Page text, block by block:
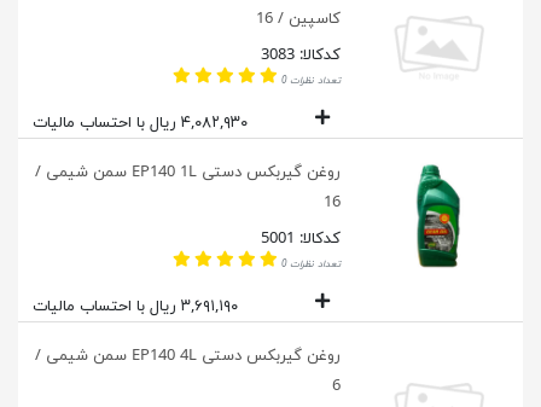
کاسپین / 16
کدکالا: 3083
تعداد نظرات 0
۴,۰۸۲,۹۳۰ ریال با احتساب مالیات
روغن گیربکس دستی EP140 1L سمن شیمی /
16
کدکالا: 5001
تعداد نظرات 0
۳,۶۹۱,۱۹۰ ریال با احتساب مالیات
روغن گیربکس دستی EP140 4L سمن شیمی /
6